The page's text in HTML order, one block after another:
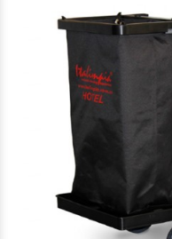
$585.59997